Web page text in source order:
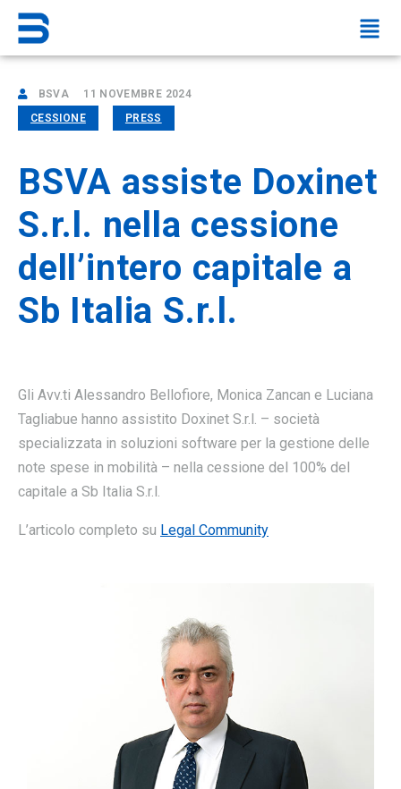
BSVA
11 NOVEMBRE 2024
CESSIONE
PRESS
BSVA assiste Doxinet
S.r.l. nella cessione
dell’intero capitale a
Sb Italia S.r.l.
Gli Avv.ti Alessandro Bellofiore, Monica Zancan e Luciana
Tagliabue hanno assistito Doxinet S.r.l. – società
specializzata in soluzioni software per la gestione delle
note spese in mobilità – nella cessione del 100% del
capitale a Sb Italia S.r.l.
L’articolo completo su Legal Community